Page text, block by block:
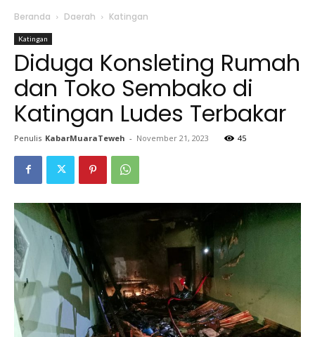
Beranda Daerah Katingan
Katingan
Diduga Konsleting Rumah
dan Toko Sembako di
Katingan Ludes Terbakar
Penulis KabarMuaraTeweh - November 21, 2023 45